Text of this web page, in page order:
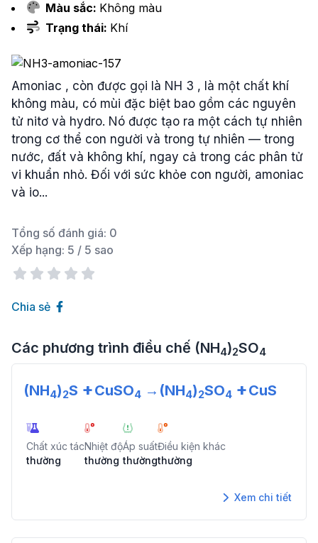
Màu sắc: Không màu
Trạng thái: Khí
Amoniac , còn được gọi là NH 3 , là một chất khí
không màu, có mùi đặc biệt bao gồm các nguyên
tử nitơ và hydro. Nó được tạo ra một cách tự nhiên
trong cơ thể con người và trong tự nhiên — trong
nước, đất và không khí, ngay cả trong các phân tử
vi khuẩn nhỏ. Đối với sức khỏe con người, amoniac
và io...
Tổng số đánh giá: 0
Xếp hạng: 5 / 5 sao
Chia sẻ
Các phương trình điều chế (NH4)2SO4
(NH4)2S +CuSO4 →(NH4)2SO4 +CuS
Chất xúc tác
thường
Nhiệt độ
thường
Áp suất
thường
Điều kiện khác
thường
Xem chi tiết